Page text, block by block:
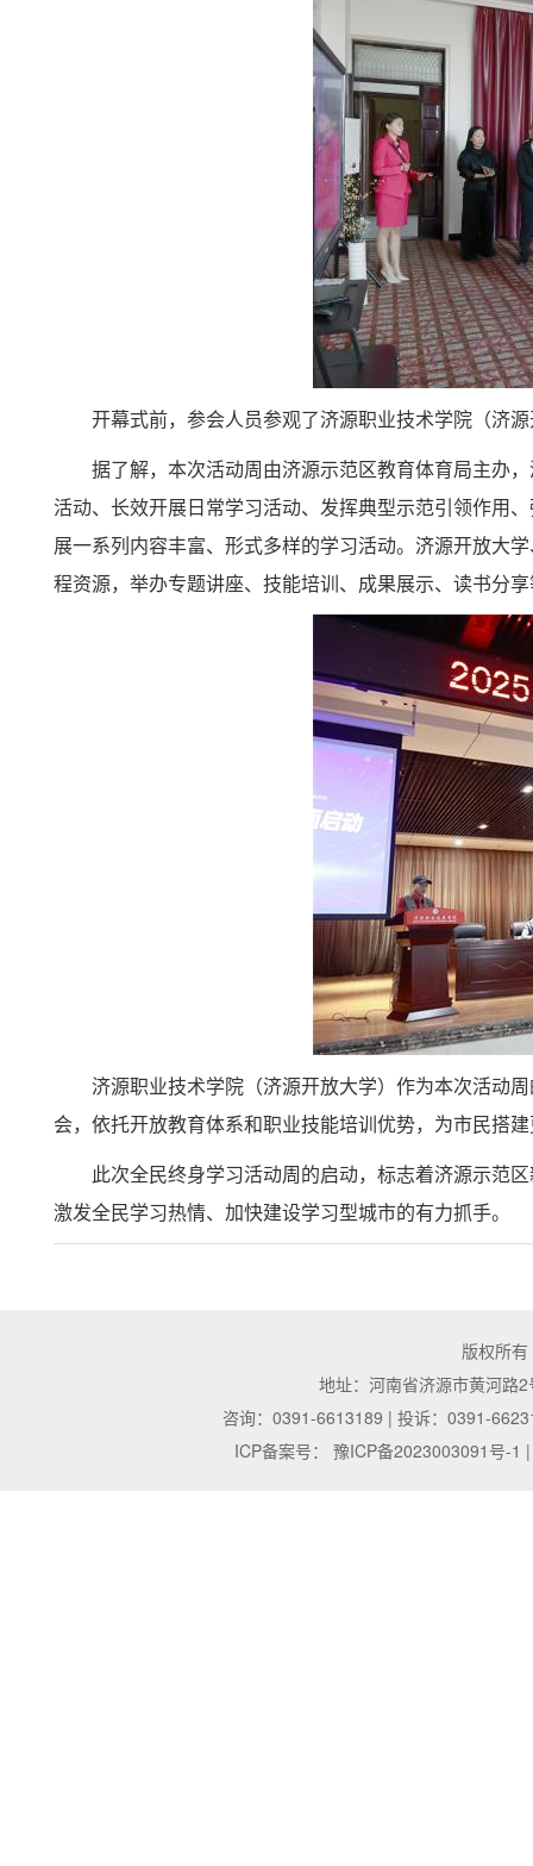
开幕式前，参会人员参观了济源职业技术学院（济
据了解，本次活动周由济源示范区教育体育局主办
活动、长效开展日常学习活动、发挥典型示范引领作用
展一系列内容丰富、形式多样的学习活动。济源开放大
程资源，举办专题讲座、技能培训、成果展示、读书分
济源职业技术学院（济源开放大学）作为本次活动
会，依托开放教育体系和职业技能培训优势，为市民搭
此次全民终身学习活动周的启动，标志着济源示范
激发全民学习热情、加快建设学习型城市的有力抓手。
版权所
地址：河南省济源市黄河路
咨询：0391-6613189 | 投诉：0391-
ICP备案号：
豫ICP备2023003091号-1